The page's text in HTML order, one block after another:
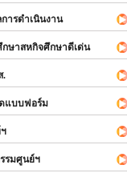
รดำเนินงาน
ษาสหกิจศึกษาดีเด่น
.
บบฟอร์ม
มศูนย์ฯ